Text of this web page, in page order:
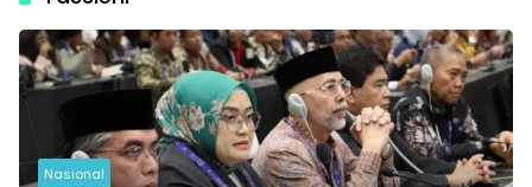
Nasional